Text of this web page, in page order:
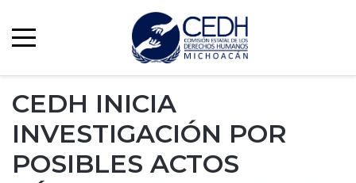
CEDH INICIA
INVESTIGACIÓN POR
POSIBLES ACTOS